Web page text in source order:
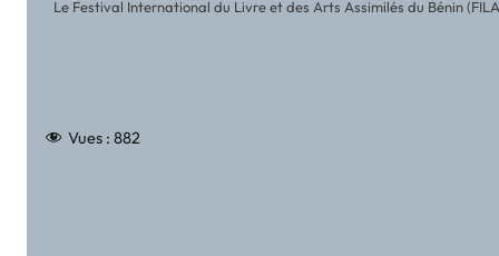
Le Festival International du Livre et des Arts Assimilés du Bénin
Vues : 882